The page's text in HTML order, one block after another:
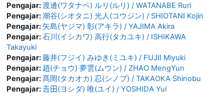
Pengajar:渡邊(ワタナベ) ルリ(ルリ) / WATANABE Ruri
Pengajar:潮谷(シオタニ) 光人(コウジン) / SHIOTANI Kojin
Pengajar: 矢島(ヤジマ) 彰(アキラ) / YAJIMA Akira
Pengajar:石川(イシカワ) 高行(タカユキ) / ISHIKAWA
Takayuki
Pengajar:藤井(フジイ) みゆき(ミユキ) / FUJII Miyuki
Pengajar: 趙(チョウ) 夢雲(ムウン) / ZHAO MengYun
Pengajar:髙岡(タカオカ) 忍(シノブ) / TAKAOKA Shinobu
Pengajar:𠮷田(ヨシダ) 唯(ユイ) / YOSHIDA Yui